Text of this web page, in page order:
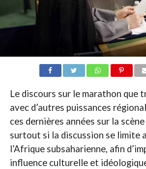
Le discours sur le marathon que
avec d’autres puissances
ces dernières années sur la
surtout si la discussion se limite
l’Afrique subsaharienne, afin
influence culturelle et